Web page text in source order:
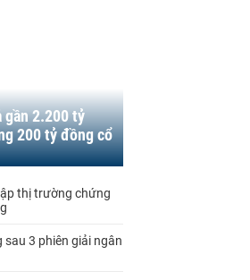
gần 2.200 tỷ
200 tỷ đồng cổ
thị trường chứng
3 phiên giải ngân